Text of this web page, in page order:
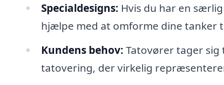
Specialdesigns: Hvis du har en
hjælpe med at omforme dine tanker
Kundens behov: Tatovører tager sig
tatovering, der virkelig